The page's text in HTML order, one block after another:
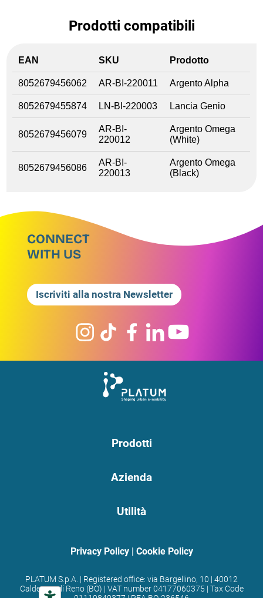
Prodotti compatibili
EAN SKU Prodotto
8052679456062 AR-BI-220011 Argento Alpha
8052679455874 LN-BI-220003 Lancia Genio
8052679456079
AR-BI-
220012
Argento Omega
(White)
8052679456086
AR-BI-
220013
Argento Omega
(Black)
CONNECT
WITH US
Iscriviti alla nostra Newsletter
Prodotti
Azienda
Utilità
Privacy Policy| Cookie Policy
PLATUM S.p.A. | Registered office: via Bargellino, 10 | 40012
Calderara di Reno (BO) | VAT number 04177060375 | Tax Code